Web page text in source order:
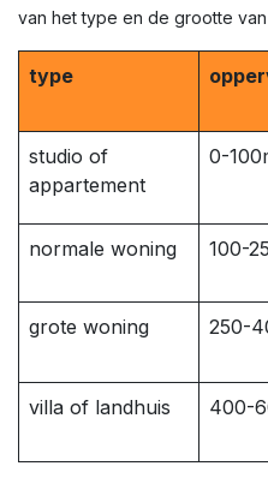
van het type en de grootte
type
studio of
appartement
0-
normale woning 100-
grote woning 250-
villa of landhuis 400-